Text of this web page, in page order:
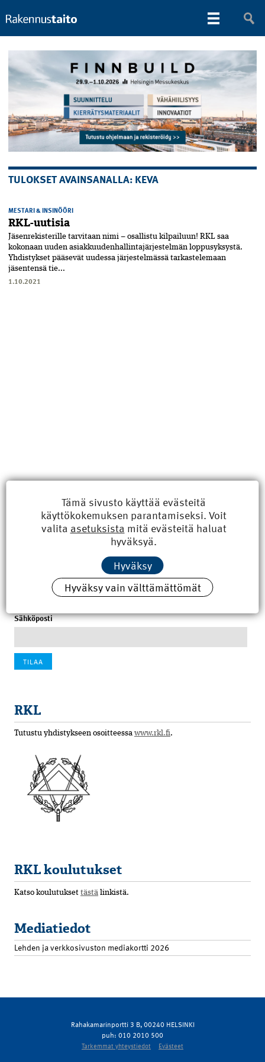
TULOKSET AVAINSANALLA: KEVA
MESTARI & INSINÖÖRI
RKL-uutisia
Jäsenrekisterille tarvitaan nimi – osallistu kilpailuun! RKL saa
kokonaan uuden asiakkuudenhallintajärjestelmän loppusyksystä.
Yhdistykset pääsevät uudessa järjestelmässä tarkastelemaan
jäsentensä tie...
1.10.2021
Kyberisku kiinteistötietoihin haittaisi energiarakentamista
8.6.2026 15:21
Tilaa uutiskirje
Sähköposti
RKL
Tutustu yhdistykseen osoitteessa www.rkl.fi.
RKL koulutukset
Katso koulutukset tästä linkistä.
Mediatiedot
Lehden ja verkkosivuston mediakortti 2026
Rahakamarinportti 3 B, 00240 HELSINKI
puh: 010 2010 500
Tarkemmat yhteystiedot Evästeet
Tämä sivusto käyttää evästeitä
käyttökokemuksen parantamiseksi. Voit
valita asetuksista mitä evästeitä haluat
hyväksyä.
Hyväksy
Hyväksy vain välttämättömät